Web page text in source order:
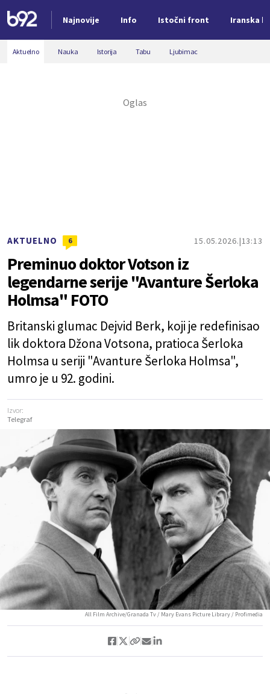
Najnovije Info Istočni front Iranska
Nova vest
Aktuelno Nauka Istorija Tabu Ljubimac
AKTUELNO 6 15.05.2026. 13:13
Preminuo doktor Votson iz
legendarne serije "Avanture Šerloka
Holmsa" FOTO
Britanski glumac Dejvid Berk, koji je redefinisao
lik doktora Džona Votsona, pratioca Šerloka
Holmsa u seriji "Avanture Šerloka Holmsa",
umro je u 92. godini.
Izvor:
Telegraf
All Film Archive/Granada Tv / Mary Evans Picture Library / Profimedia